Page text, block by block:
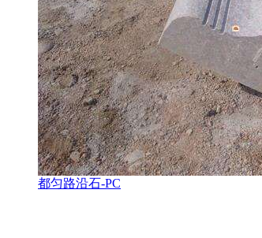
都匀路沿石-PC